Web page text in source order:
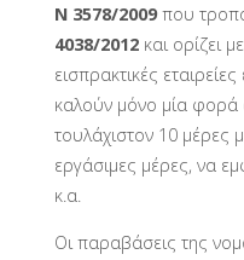
Ν 3578/2009που
4038/2012και ορίζει
εισπρακτικές
καλούν μόνο μία φορά
τουλάχιστον 10 μέρες
εργάσιμες μέρες, να
κ.α.
Οι παραβάσεις της